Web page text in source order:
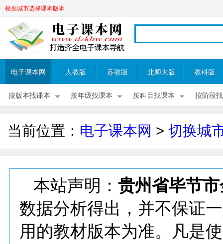
根据城市选择课本版本
电子课本网 人教版 苏教版 北师大版 教科版
按版本找课本 按年级找课本 按科目找课本 按阶段
当前位置： 电子课本网 > 切换城
本站声明： 贵州省毕节
数据分析得出，并不保证
用的教材版本为准。凡是